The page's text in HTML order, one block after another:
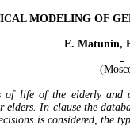
MODELING OF
E. Matunin,
(
life of the elderly
In clause the
is considered,